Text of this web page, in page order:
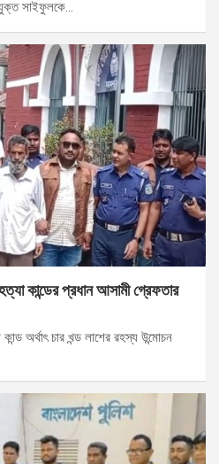
সাইফুলকে…
কান্ডের প্রধান আসামী গ্রেফতার
অর্থাৎ চার খন্ড লাশের রহস্য উন্মোচন